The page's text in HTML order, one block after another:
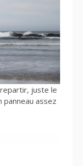
juste le
panneau assez